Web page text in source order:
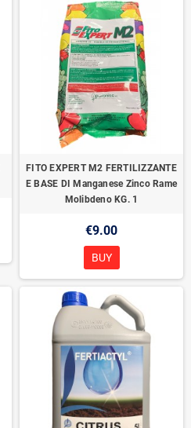
FITO EXPERT M2 FERTILIZZANTE
E BASE DI Manganese Zinco Rame
Molibdeno KG. 1
€9.00
BUY